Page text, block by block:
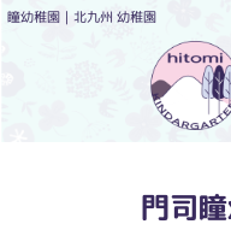
瞳幼稚園｜北九州 幼稚園
門司